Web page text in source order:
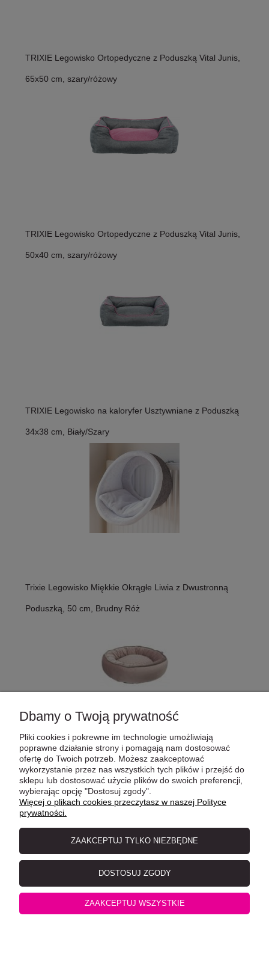
TRIXIE Legowisko Ortopedyczne z Poduszką Vital Junis,
65x50 cm, szary/różowy
TRIXIE Legowisko Ortopedyczne z Poduszką Vital Junis,
50x40 cm, szary/różowy
TRIXIE Legowisko na kaloryfer Usztywniane z Poduszką
34x38 cm, Biały/Szary
Trixie Legowisko Miękkie Okrągłe Liwia z Dwustronną
Poduszką, 50 cm, Brudny Róż
Trixie Nelli Duże Legowisko W Kształcie Głowy Kota,
70x60 cm, Biały/Szary/Brązowy
Dbamy o Twoją prywatność
Pliki cookies i pokrewne im technologie umożliwiają
poprawne działanie strony i pomagają nam dostosować
ofertę do Twoich potrzeb. Możesz zaakceptować
wykorzystanie przez nas wszystkich tych plików i przejść do
sklepu lub dostosować użycie plików do swoich preferencji,
wybierając opcję "Dostosuj zgody".
Więcej o plikach cookies przeczytasz w naszej Polityce
prywatności.
ZAAKCEPTUJ TYLKO NIEZBĘDNE
DOSTOSUJ ZGODY
ZAAKCEPTUJ WSZYSTKIE